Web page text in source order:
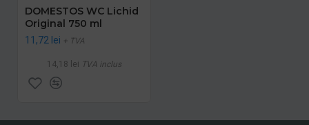
DOMESTOS WC Lichid
Original 750 ml
11,72 lei + TVA
14,18 lei TVA inclus